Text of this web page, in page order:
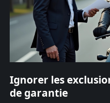
Ignorer les
de garantie